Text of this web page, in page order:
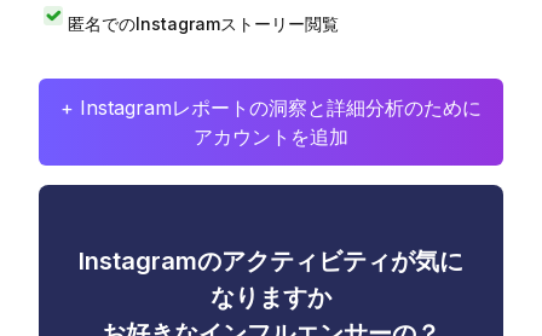
匿名でのInstagramストーリー閲覧
+ Instagramレポートの洞察と詳細分析のために
アカウントを追加
Instagramのアクティビティが気に
なりますか